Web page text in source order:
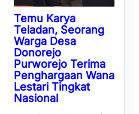
Temu Karya
Teladan, Seorang
Warga Desa
Donorejo
Purworejo Terima
Penghargaan Wana
Lestari Tingkat
Nasional